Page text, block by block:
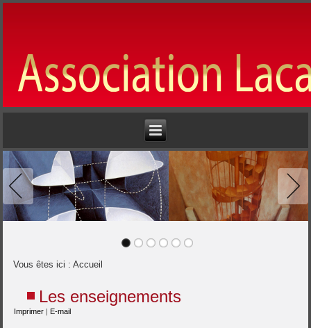
Vous êtes ici :Accueil
Les enseignements
Imprimer | E-mail